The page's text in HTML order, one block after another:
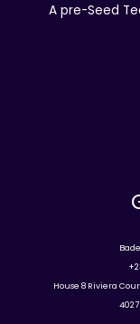
A pre-Seed
House 8 Riviera